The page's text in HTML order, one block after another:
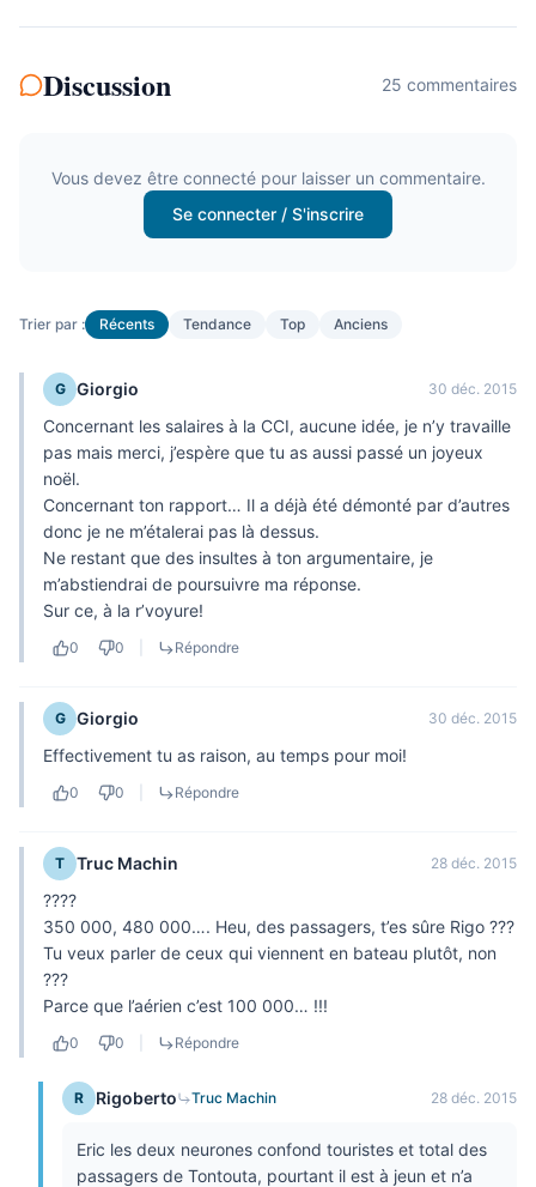
Discussion 25 commentaires
Vous devez être connecté pour laisser un commentaire.
Se connecter / S'inscrire
Trier par : Récents Tendance Top Anciens
G Giorgio 30 déc. 2015
Concernant les salaires à la CCI, aucune idée, je n’y travaille
pas mais merci, j’espère que tu as aussi passé un joyeux
noël.
Concernant ton rapport… Il a déjà été démonté par d’autres
donc je ne m’étalerai pas là dessus.
Ne restant que des insultes à ton argumentaire, je
m’abstiendrai de poursuivre ma réponse.
Sur ce, à la r’voyure!
0 0 Répondre
G Giorgio 30 déc. 2015
Effectivement tu as raison, au temps pour moi!
0 0 Répondre
T Truc Machin 28 déc. 2015
????
350 000, 480 000…. Heu, des passagers, t’es sûre Rigo ???
Tu veux parler de ceux qui viennent en bateau plutôt, non
???
Parce que l’aérien c’est 100 000… !!!
0 0 Répondre
R Rigoberto Truc Machin 28 déc. 2015
Eric les deux neurones confond touristes et total des
passagers de Tontouta, pourtant il est à jeun et n’a